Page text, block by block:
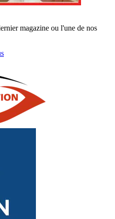
magazine ou l'une de nos